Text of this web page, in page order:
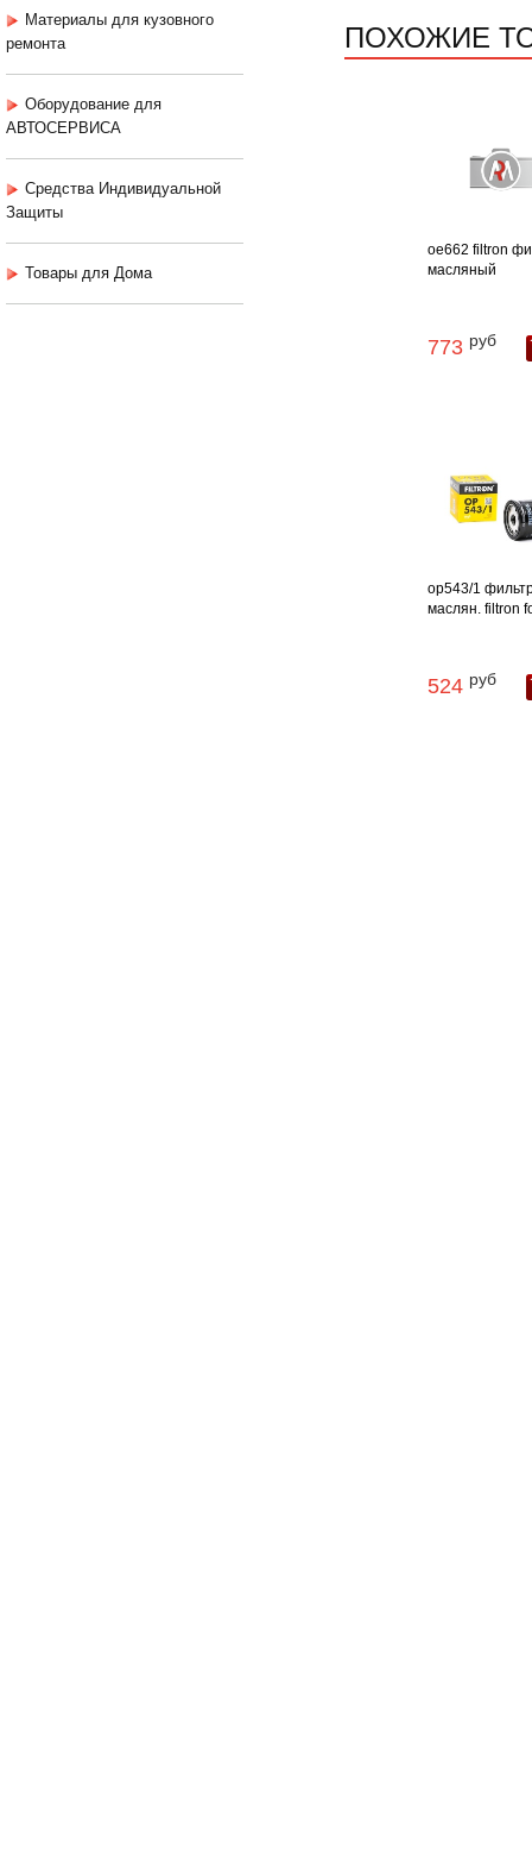
Материалы для кузовного
ремонта
Оборудование для
АВТОСЕРВИСА
Средства Индивидуальной
Защиты
Товары для Дома
ПОХОЖИЕ
oe662 filtron
масляный
773 руб
op543/1
маслян. filtron
524 руб